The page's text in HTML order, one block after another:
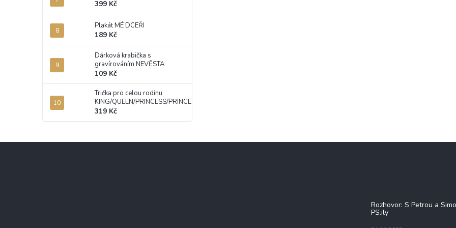
399 Kč
Plakát MÉ DCEŘI
189 Kč
Dárková krabička s
gravírováním NEVĚSTA
109 Kč
Trička pro celou rodinu
KING/QUEEN/PRINCESS/PRINCE
319 Kč
Rozhovor: S Petrou a
PS.ily